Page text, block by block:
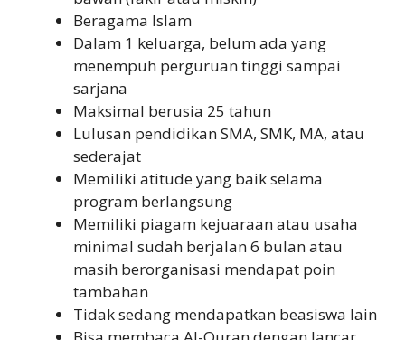
Beragama Islam
Dalam 1 keluarga, belum ada yang
menempuh perguruan tinggi sampai
sarjana
Maksimal berusia 25 tahun
Lulusan pendidikan SMA, SMK, MA, atau
sederajat
Memiliki atitude yang baik selama
program berlangsung
Memiliki piagam kejuaraan atau usaha
minimal sudah berjalan 6 bulan atau
masih berorganisasi mendapat poin
tambahan
Tidak sedang mendapatkan beasiswa lain